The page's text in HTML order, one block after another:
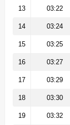
13 03:22
14 03:24
15 03:25
16 03:27
17 03:29
18 03:30
19 03:32